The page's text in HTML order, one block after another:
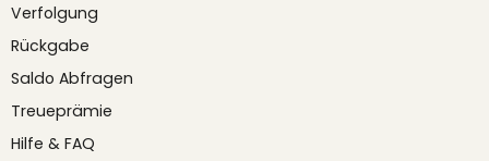
Verfolgung
Rückgabe
Saldo Abfragen
Treueprämie
Hilfe & FAQ